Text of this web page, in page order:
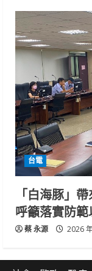
台電
「白海豚」
呼籲落實防
蔡 永源 2026